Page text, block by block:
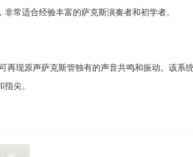
常适合经验丰富的萨克斯演奏者和初学者。
现原声萨克斯管独有的声音共鸣和振动。该系
尖。